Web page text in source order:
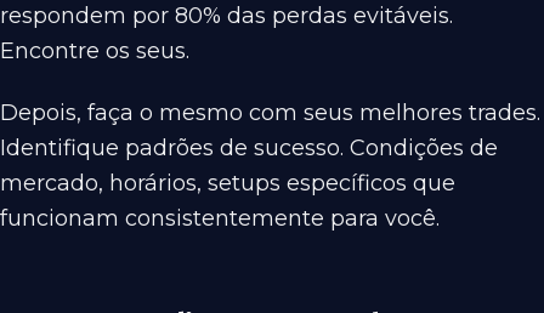
respondem por 80% das perdas evitáveis.
Encontre os seus.
Depois, faça o mesmo com seus melhores trades.
Identifique padrões de sucesso. Condições de
mercado, horários, setups específicos que
funcionam consistentemente para você.